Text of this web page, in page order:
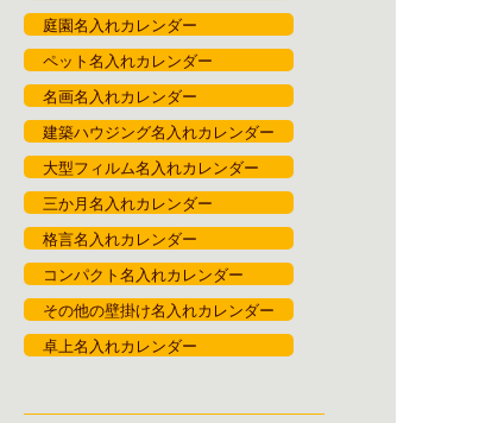
庭園名入れカレンダー
ペット名入れカレンダー
名画名入れカレンダー
建築ハウジング名入れカレンダー
大型フィルム名入れカレンダー
三か月名入れカレンダー
格言名入れカレンダー
コンパクト名入れカレンダー
その他の壁掛け名入れカレンダー
卓上名入れカレンダー